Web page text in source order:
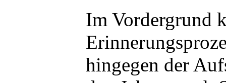
Im Vordergrund
hingegen der